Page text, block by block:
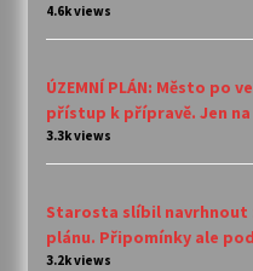
4.6k views
ÚZEMNÍ PLÁN: Město po
přístup k přípravě. Jen
3.3k views
Starosta slíbil navrhnout
plánu. Připomínky ale
3.2k views